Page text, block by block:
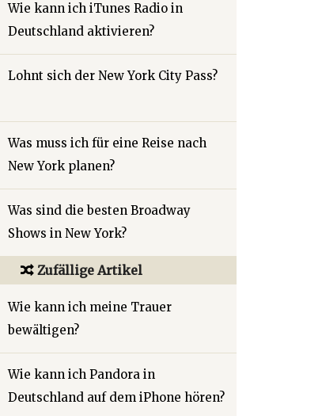
Wie kann ich iTunes Radio in
Deutschland aktivieren?
Lohnt sich der New York City Pass?
Was muss ich für eine Reise nach
New York planen?
Was sind die besten Broadway
Shows in New York?
Zufällige Artikel
Wie kann ich meine Trauer
bewältigen?
Wie kann ich Pandora in
Deutschland auf dem iPhone hören?